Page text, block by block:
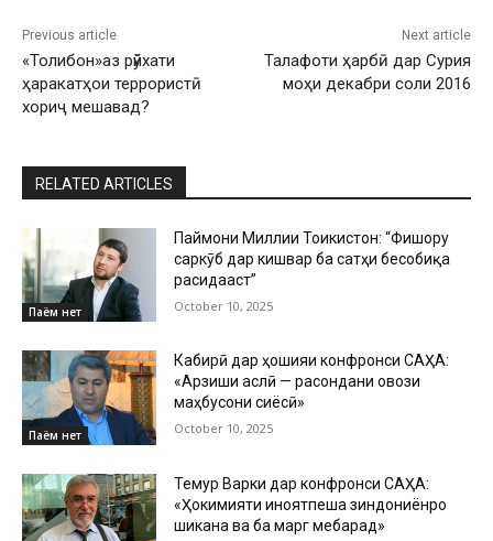
Previous article
«Толибон»аз рӯйхати
ҳаракатҳои террористӣ
хориҷ мешавад?
Next article
Талафоти ҳарбӣ дар Сурия
моҳи декабри соли 2016
RELATED ARTICLES
Паём нет
Паймони Миллии Тоҷикистон: “Фишору
саркӯб дар кишвар ба сатҳи бесобиқа
расидааст”
October 10, 2025
Паём нет
Кабирӣ дар ҳошияи конфронси САҲА:
«Арзиши аслӣ — расондани овози
маҳбусони сиёсӣ»
October 10, 2025
Темур Варки дар конфронси САҲА:
«Ҳокимияти ҷиноятпеша зиндониёнро
шиканҷа ва ба марг мебарад»